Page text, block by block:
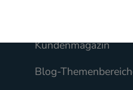
Kundenmagazin
Blog-